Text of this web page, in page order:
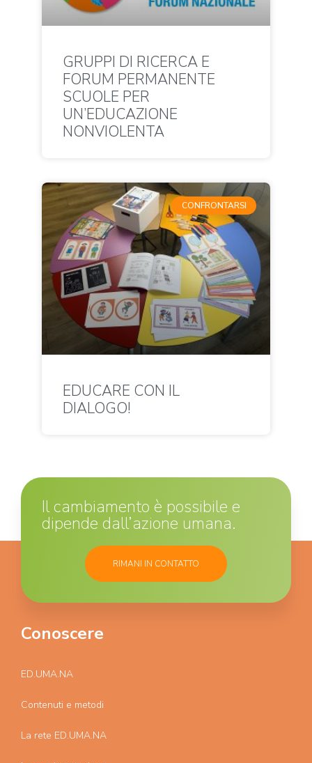
GRUPPI DI RICERCA E
FORUM PERMANENTE
SCUOLE PER
UN’EDUCAZIONE
NONVIOLENTA
CONFRONTARSI
EDUCARE CON IL
DIALOGO!
Il cambiamento è possibile e
dipende dall’azione umana.
RIMANI IN CONTATTO
Conoscere
ED.UMA.NA
Contenuti e metodi
La rete ED.UMA.NA